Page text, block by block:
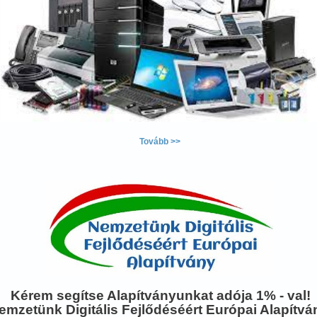
Tovább >>
Kérem segítse Alapítványunkat adója 1% - val!
Digitális Fejlődéséért Európai